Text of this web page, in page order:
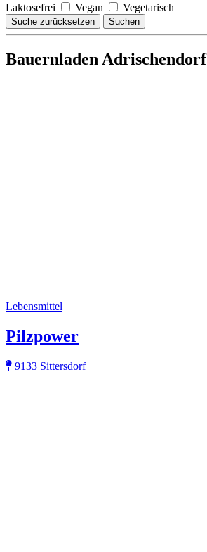
Laktosefrei
Vegan Vegetarisch
Suche zurücksetzen Suchen
Bauernladen Adrischendorf
Lebensmittel
Pilzpower
9133 Sittersdorf